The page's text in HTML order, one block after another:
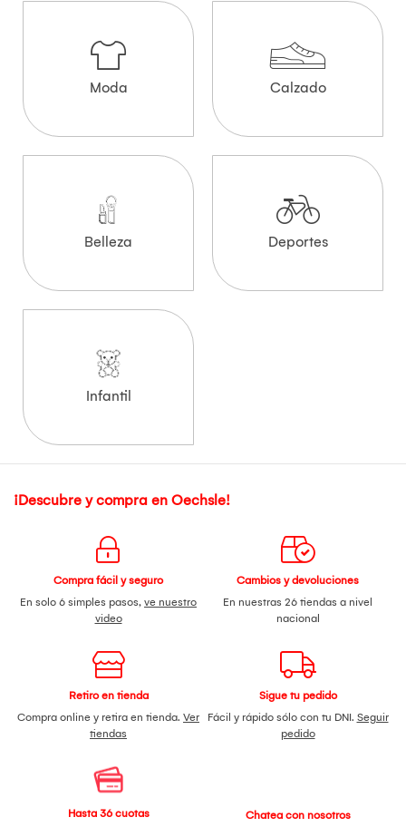
Moda Calzado
Belleza Deportes
Infantil
¡Descubre y compra en Oechsle!
Compra fácil y seguro
En solo 6 simples pasos, ve nuestro
video
Cambios y devoluciones
En nuestras 26 tiendas a nivel
nacional
Retiro en tienda
Compra online y retira en tienda. Ver
tiendas
Sigue tu pedido
Fácil y rápido sólo con tu DNI. Seguir
pedido
Hasta 36 cuotas
Chatea con nosotros